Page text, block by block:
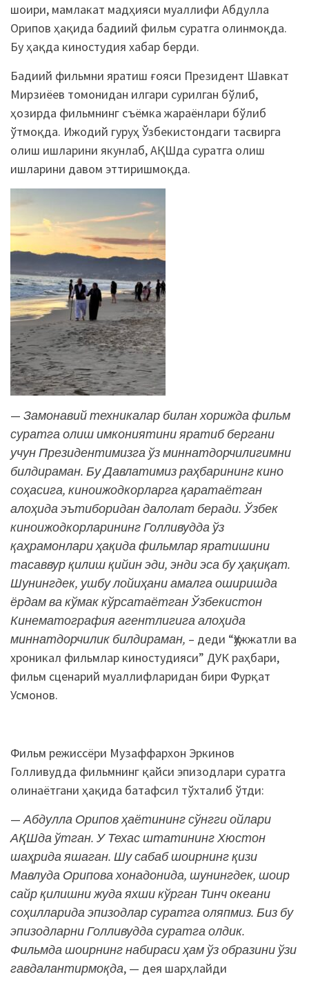
шоири, мамлакат мадҳияси муаллифи Абдулла
Орипов ҳақида бадиий фильм суратга олинмоқда.
Бу ҳақда киностудия хабар берди.
Бадиий фильмни яратиш ғояси Президент Шавкат
Мирзиёев томонидан илгари сурилган бўлиб,
ҳозирда фильмнинг съёмка жараёнлари бўлиб
ўтмоқда. Ижодий гуруҳ Ўзбекистондаги тасвирга
олиш ишларини якунлаб, АҚШда суратга олиш
ишларини давом эттиришмоқда.
— Замонавий техникалар билан хорижда фильм
суратга олиш имкониятини яратиб бергани
учун Президентимизга ўз миннатдорчилигимни
билдираман. Бу Давлатимиз раҳбарининг кино
соҳасига, киноижодкорларга қаратаётган
алоҳида эътиборидан далолат беради. Ўзбек
киноижодкорларининг Голливудда ўз
қаҳрамонлари ҳақида фильмлар яратишини
тасаввур қилиш қийин эди, энди эса бу ҳақиқат.
Шунингдек, ушбу лойиҳани амалга оширишда
ёрдам ва кўмак кўрсатаётган Ўзбекистон
Кинематография агентлигига алоҳида
миннатдорчилик билдираман, – деди “Ҳужжатли ва
хроникал фильмлар киностудияси” ДУК раҳбари,
фильм сценарий муаллифларидан бири Фурқат
Усмонов.
Фильм режиссёри Музаффархон Эркинов
Голливудда фильмнинг қайси эпизодлари суратга
олинаётгани ҳақида батафсил тўхталиб ўтди:
— Абдулла Орипов ҳаётининг сўнгги ойлари
АҚШда ўтган. У Техас штатининг Хюстон
шаҳрида яшаган. Шу сабаб шоирнинг қизи
Мавлуда Орипова хонадонида, шунингдек, шоир
сайр қилишни жуда яхши кўрган Тинч океани
соҳилларида эпизодлар суратга оляпмиз. Биз бу
эпизодларни Голливудда суратга олдик.
Фильмда шоирнинг набираси ҳам ўз образини ўзи
гавдалантирмоқда, — дея шарҳлайди